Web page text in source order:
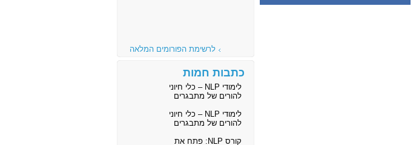
לרשימת הפורומים המלאה
כתבות חמות
לימודי NLP – כלי חיוני
להורים של מתבגרים
לימודי NLP – כלי חיוני
להורים של מתבגרים
קורס NLP: פתח את